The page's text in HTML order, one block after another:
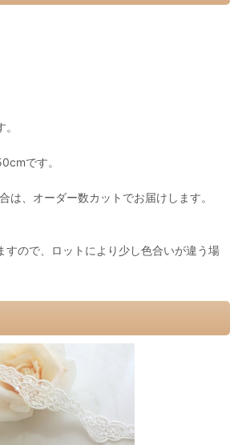
です。
は、オーダー数カットでお届けします。
すので、ロットにより少し色合いが違う場